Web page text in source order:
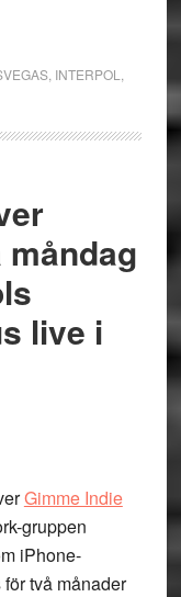
, INTERPOL
live i
Gimme Indie
gruppen
iPhone-
två månader